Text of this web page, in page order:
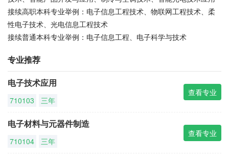
接续高职本科专业举例：电子信息工程技术、物联网工程技术、柔
性电子技术、光电信息工程技术
接续普通本科专业举例：电子信息工程、电子科学与技术
专业推荐
电子技术应用
710103 三年
查看专业
电子材料与元器件制造
710104 三年
查看专业